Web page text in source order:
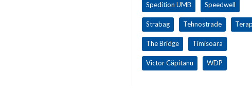
Spedition UMB Speedwell
Strabag Tehnostrade
The Bridge Timisoara
Victor Căpitanu WDP